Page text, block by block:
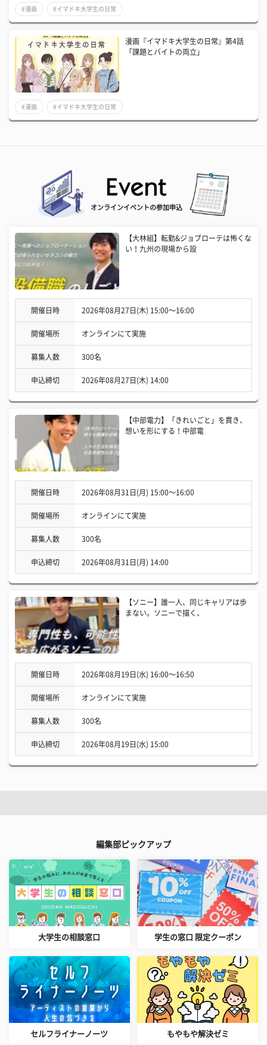
#漫画 #イマドキ大学生の日常
漫画『イマドキ大学生の日常』第4話
「課題とバイトの両立」
#漫画 #イマドキ大学生の日常
オンラインイベントの参加申込
【大林組】転勤&ジョブローテは怖くな
い！九州の現場から設
開催日時 2026年08月27日(木) 15:00〜16:00
開催場所 オンラインにて実施
募集人数 300名
申込締切 2026年08月27日(木) 14:00
【中部電力】「きれいごと」を貫き、
想いを形にする！中部電
開催日時 2026年08月31日(月) 15:00〜16:00
開催場所 オンラインにて実施
募集人数 300名
申込締切 2026年08月31日(月) 14:00
【ソニー】誰一人、同じキャリアは歩
まない。ソニーで描く、
開催日時 2026年08月19日(水) 16:00〜16:50
開催場所 オンラインにて実施
募集人数 300名
申込締切 2026年08月19日(水) 15:00
編集部ピックアップ
大学生の相談窓口 学生の窓口 限定クーポン
セルフライナーノーツ もやもや解決ゼミ